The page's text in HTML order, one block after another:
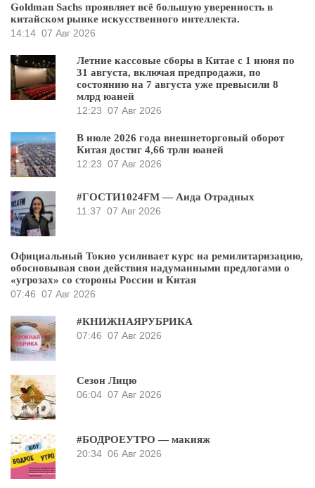
Goldman Sachs проявляет всё большую уверенность в
китайском рынке искусственного интеллекта.
14:14 07 Авг 2026
Летние кассовые сборы в Китае с 1 июня по
31 августа, включая предпродажи, по
состоянию на 7 августа уже превысили 8
млрд юаней
12:23 07 Авг 2026
В июле 2026 года внешнеторговый оборот
Китая достиг 4,66 трлн юаней
12:23 07 Авг 2026
#ГОСТИ1024FM — Аида Отрадных
11:37 07 Авг 2026
Официальный Токио усиливает курс на ремилитаризацию,
обосновывая свои действия надуманными предлогами о
«угрозах» со стороны России и Китая
07:46 07 Авг 2026
#КНИЖНАЯРУБРИКА
07:46 07 Авг 2026
Сезон Лицю
06:04 07 Авг 2026
#БОДРОЕУТРО — макияж
20:34 06 Авг 2026